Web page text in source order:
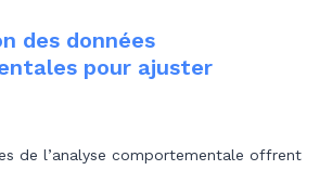
des données
pour ajuster
de l’analyse comportementale offrent